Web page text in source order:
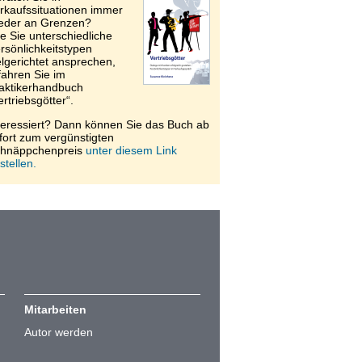
immer
an Grenzen?
Sie unterschiedliche
ansprechen,
Sie im
Dann können Sie das Buch ab
zum vergünstigten
unter diesem Link
Mitarbeiten
Autor werden